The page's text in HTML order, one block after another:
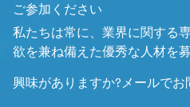
ご参加ください
私たちは常に、業界に関する
欲を兼ね備えた優秀な人材を
興味がありますか?メールでお